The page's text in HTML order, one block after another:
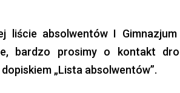
liście absolwentów I
bardzo prosimy o kontakt
„Lista absolwentów”.